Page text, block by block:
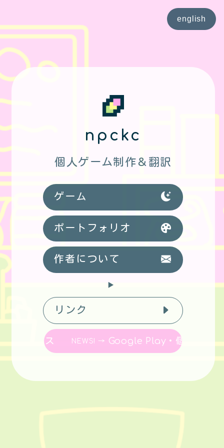
npckc
個人ゲーム制作＆翻訳
ゲーム
ポートフォリオ
作者について
リンク
・リリース NEWS! →Google Play・個人開発
english